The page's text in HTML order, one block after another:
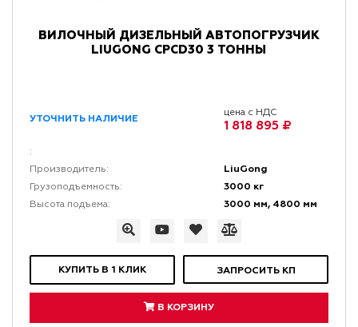
ВИЛОЧНЫЙ ДИЗЕЛЬНЫЙ АВТОПОГРУЗЧИК
LIUGONG CPCD30 3 ТОННЫ
УТОЧНИТЬ НАЛИЧИЕ
цена с НДС
1 818 895 ₽
:
Производитель:
LiuGong
Грузоподъемность: 3000 кг
Высота подъема: 3000 мм, 4800 мм
КУПИТЬ В 1 КЛИК ЗАПРОСИТЬ КП
В КОРЗИНУ